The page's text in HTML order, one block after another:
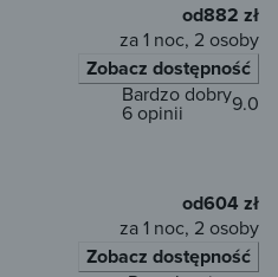
od882 zł
za 1 noc, 2 osoby
Zobacz dostępność
9.0
Bardzo dobry
6 opinii
od604 zł
za 1 noc, 2 osoby
Zobacz dostępność